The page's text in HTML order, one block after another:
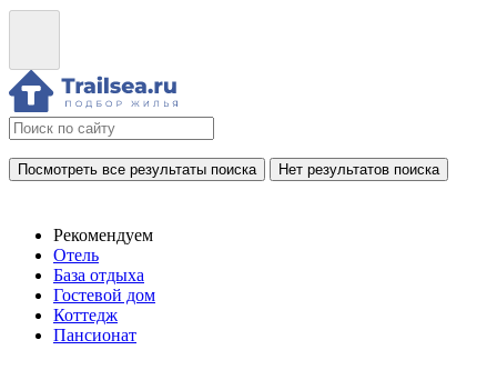
Посмотреть все результаты поиска Нет результатов поиска
Рекомендуем
Отель
База отдыха
Гостевой дом
Коттедж
Пансионат